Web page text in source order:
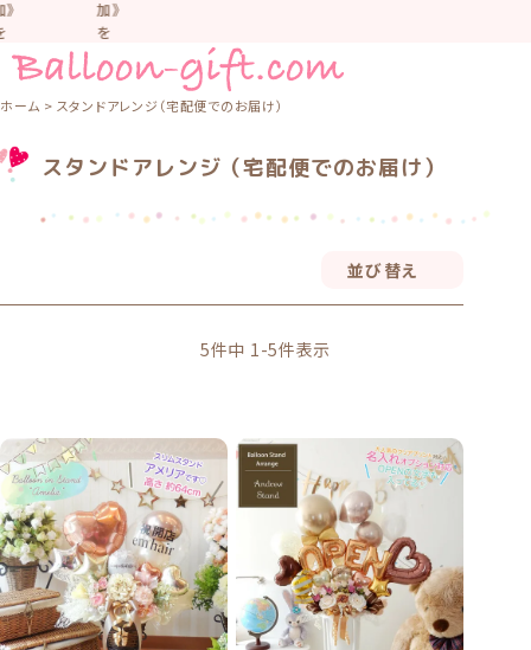
加》
を
す
す
て
ま
な
よ
う
気
を
つ
け
て
楽
し
ん
ホーム スタンドアレンジ（宅配便でのお届け）
スタンドアレンジ（宅配便でのお届け）
並び替え
5件中 1 -5件表示